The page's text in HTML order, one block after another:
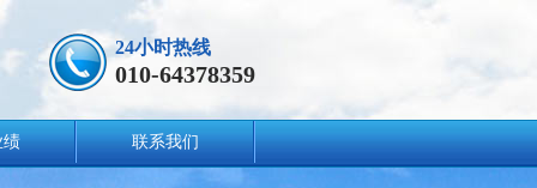
24小时热线
010-64378359
绩 联系我们